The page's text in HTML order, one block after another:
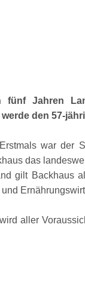
Jahren
den 57-
war
das
gilt
und
aller